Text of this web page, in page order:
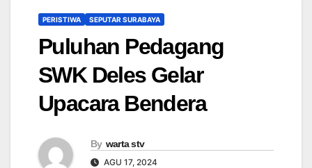
PERISTIWA SEPUTAR SURABAYA
Puluhan Pedagang
SWK Deles Gelar
Upacara Bendera
By warta stv
AGU 17, 2024